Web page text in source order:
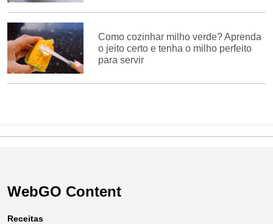
Como cozinhar milho verde? Aprenda
o jeito certo e tenha o milho perfeito
para servir
WebGO Content
Receitas